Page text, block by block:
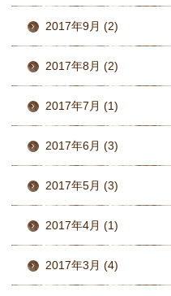
2017年9月 (2)
2017年8月 (2)
2017年7月 (1)
2017年6月 (3)
2017年5月 (3)
2017年4月 (1)
2017年3月 (4)